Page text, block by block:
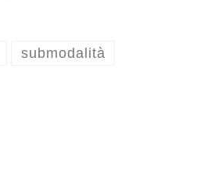
sA
submodalità